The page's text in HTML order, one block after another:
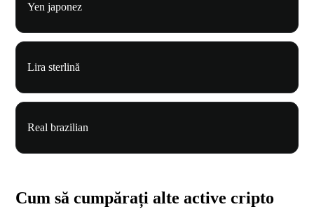
Yen japonez
Lira sterlină
Real brazilian
Cum să cumpărați alte active cripto